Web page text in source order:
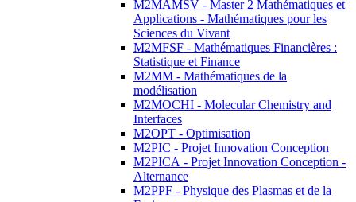
M2MAMSV - Master 2 Mathématiques et
Applications - Mathématiques pour les
Sciences du Vivant
M2MFSF - Mathématiques Financières :
Statistique et Finance
M2MM - Mathématiques de la
modélisation
M2MOCHI - Molecular Chemistry and
Interfaces
M2OPT - Optimisation
M2PIC - Projet Innovation Conception
M2PICA - Projet Innovation Conception -
Alternance
M2PPF - Physique des Plasmas et de la